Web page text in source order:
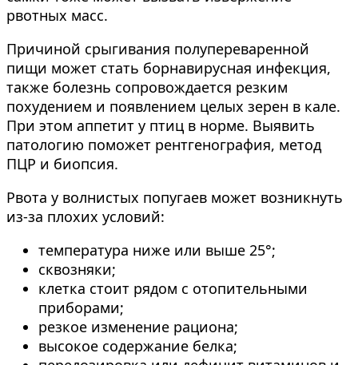
рвотных масс.
Причиной срыгивания полупереваренной
пищи может стать борнавирусная инфекция,
также болезнь сопровождается резким
похудением и появлением целых зерен в кале.
При этом аппетит у птиц в норме. Выявить
патологию поможет рентгенография, метод
ПЦР и биопсия.
Рвота у волнистых попугаев может возникнуть
из-за плохих условий:
температура ниже или выше 25°;
сквозняки;
клетка стоит рядом с отопительными
приборами;
резкое изменение рациона;
высокое содержание белка;